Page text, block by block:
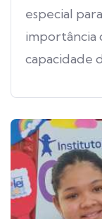
especial
importância
capacidade